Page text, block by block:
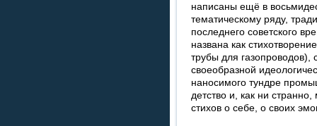
написаны ещё в
тематическому ряду,
последнего советского
названа как
трубы для газопроводов),
своеобразной
наносимого тундре
детство и, как ни
стихов о себе, о своих